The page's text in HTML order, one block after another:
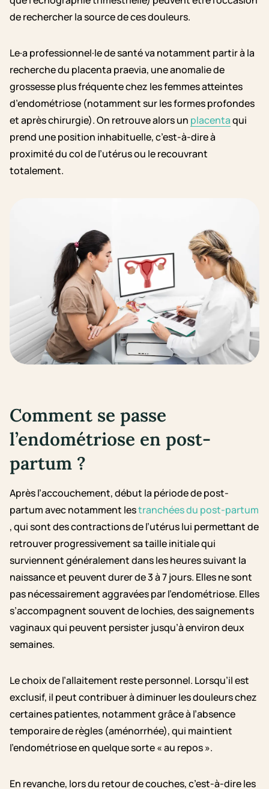
de rechercher la source de ces douleurs.
Le·a professionnel·le de santé va notamment partir à la
recherche du placenta praevia, une anomalie de
grossesse plus fréquente chez les femmes atteintes
d’endométriose (notamment sur les formes profondes
et après chirurgie). On retrouve alors un placentaqui
prend une position inhabituelle, c’est-à-dire à
proximité du col de l’utérus ou le recouvrant
totalement.
Comment se passe
l’endométriose en post-
partum ?
Après l’accouchement, début la période de post-
partum avec notamment lestranchées du post-partum
, qui sont des contractions de l’utérus lui permettant de
retrouver progressivement sa taille initiale qui
surviennent généralement dans les heures suivant la
naissance et peuvent durer de 3 à 7 jours. Elles ne sont
pas nécessairement aggravées par l’endométriose. Elles
s’accompagnent souvent de lochies, des saignements
vaginaux qui peuvent persister jusqu’à environ deux
semaines.
Le choix de l’allaitement reste personnel. Lorsqu’il est
exclusif, il peut contribuer à diminuer les douleurs chez
certaines patientes, notamment grâce à l’absence
temporaire de règles (aménorrhée), qui maintient
l’endométriose en quelque sorte « au repos ».
En revanche, lors du retour de couches, c’est-à-dire les